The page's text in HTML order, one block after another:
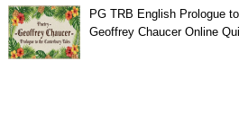
PG TRB English Prologue
Geoffrey Chaucer Online